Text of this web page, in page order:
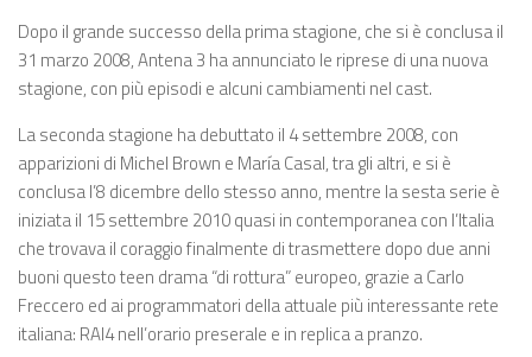
Dopo il grande successo della prima stagione, che si è conclusa il
31 marzo 2008, Antena 3 ha annunciato le riprese di una nuova
stagione, con più episodi e alcuni cambiamenti nel cast.
La seconda stagione ha debuttato il 4 settembre 2008, con
apparizioni di Michel Brown e María Casal, tra gli altri, e si è
conclusa l’8 dicembre dello stesso anno, mentre la sesta serie è
iniziata il 15 settembre 2010 quasi in contemporanea con l’Italia
che trovava il coraggio finalmente di trasmettere dopo due anni
buoni questo teen drama “di rottura” europeo, grazie a Carlo
Freccero ed ai programmatori della attuale più interessante rete
italiana: RAI4 nell’orario preserale e in replica a pranzo.